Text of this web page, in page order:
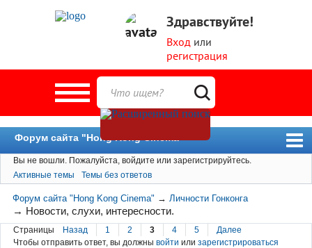
Здравствуйте!
Вход или
регистрация
Форум сайта "Hong Kong Cinema"
Форум
Новости
Пользователи
Поиск
Вы не вошли. Пожалуйста, войдите или зарегистрируйтесь.
Активные темы
Темы без ответов
Форум сайта "Hong Kong Cinema" →Личности Гонконга
→ Новости, слухи, интересности.
Страницы Назад 1 2 3 4 5
Далее
Чтобы отправить ответ, вы должны войти или зарегистрироваться